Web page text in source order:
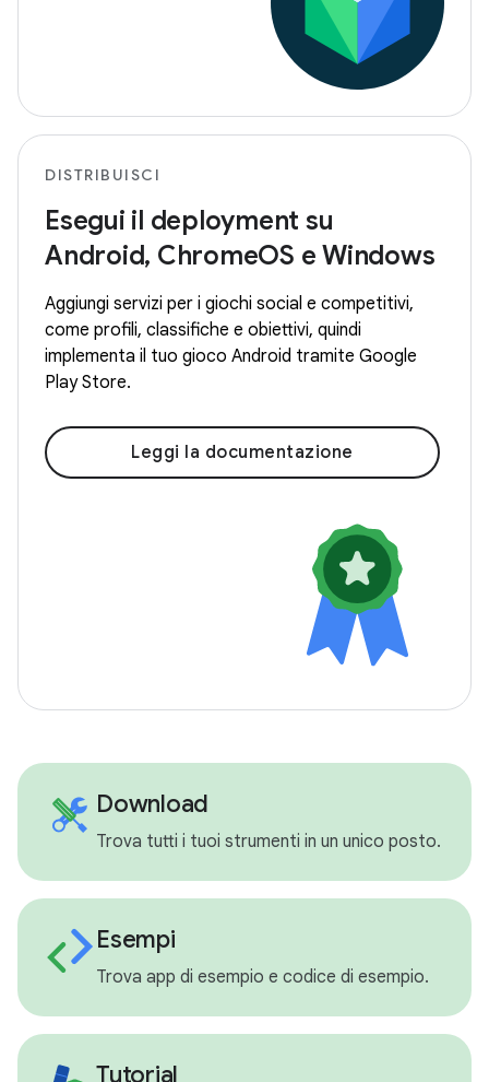
DISTRIBUISCI
Esegui il deployment su
Android, ChromeOS e Windows
Aggiungi servizi per i giochi social e competitivi,
come profili, classifiche e obiettivi, quindi
implementa il tuo gioco Android tramite Google
Play Store.
Leggi la documentazione
Download
Trova tutti i tuoi strumenti in un unico posto.
Esempi
Trova app di esempio e codice di esempio.
Tutorial